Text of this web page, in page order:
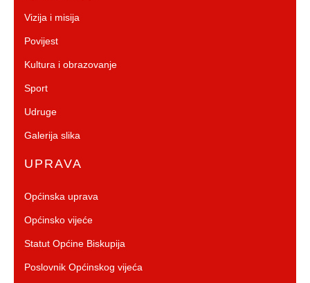
Vizija i misija
Povijest
Kultura i obrazovanje
Sport
Udruge
Galerija slika
UPRAVA
Općinska uprava
Općinsko vijeće
Statut Općine Biskupija
Poslovnik Općinskog vijeća